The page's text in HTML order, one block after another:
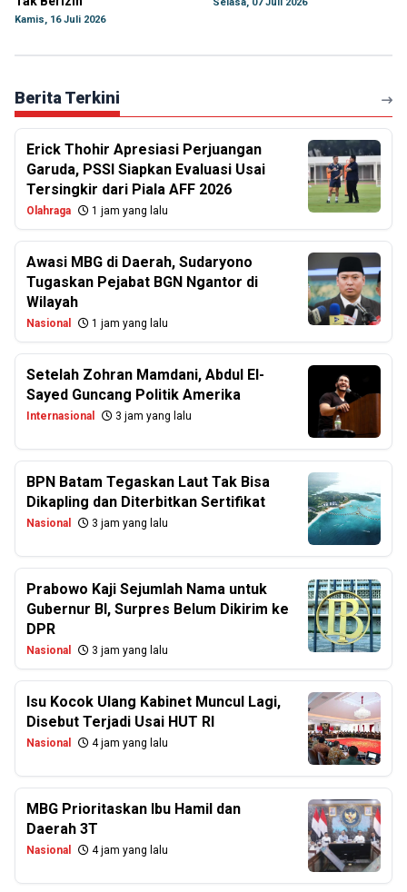
Kamis, 16 Juli 2026
Berita Terkini
Erick Thohir Apresiasi Perjuangan
Garuda, PSSI Siapkan Evaluasi Usai
Tersingkir dari Piala AFF 2026
Olahraga 1 jam yang lalu
Awasi MBG di Daerah, Sudaryono
Tugaskan Pejabat BGN Ngantor di
Wilayah
Nasional 1 jam yang lalu
Setelah Zohran Mamdani, Abdul El-
Sayed Guncang Politik Amerika
Internasional 3 jam yang lalu
BPN Batam Tegaskan Laut Tak Bisa
Dikapling dan Diterbitkan Sertifikat
Nasional 3 jam yang lalu
Prabowo Kaji Sejumlah Nama untuk
Gubernur BI, Surpres Belum Dikirim ke
DPR
Nasional 3 jam yang lalu
Isu Kocok Ulang Kabinet Muncul Lagi,
Disebut Terjadi Usai HUT RI
Nasional 4 jam yang lalu
MBG Prioritaskan Ibu Hamil dan
Daerah 3T
Nasional 4 jam yang lalu